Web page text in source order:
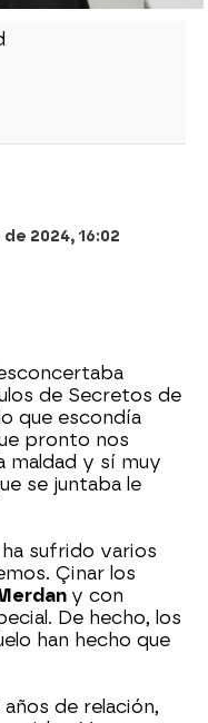
2024, 16:02
de Secretos de
que escondía
pronto nos
maldad y sí muy
se juntaba le
ha sufrido varios
Çinar los
y con
De hecho, los
han hecho que
de relación,